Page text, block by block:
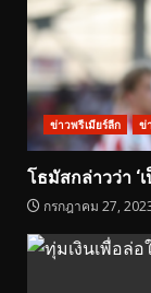
ข่าวพรีเมียร์ลีก ข่
โธมัสกล่าวว่า ‘
กรกฎาคม 27,